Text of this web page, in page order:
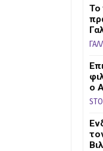
Το
ο